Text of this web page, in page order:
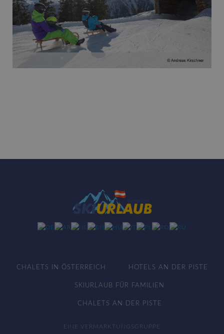
CHALETS IN ÖSTERREICH HOTELS AN DER PISTE
SKIURLAUB FÜR FAMILIEN
CHALETS AN DER PISTE
EINE VERMARKTUNGSGRUPPE